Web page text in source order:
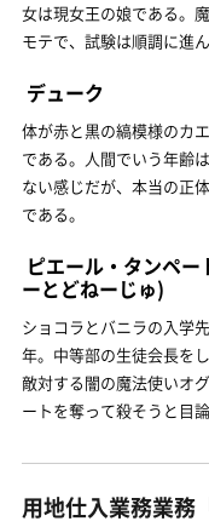
女は現女王の娘である。
モテで、試験は順調に進
デューク
体が赤と黒の縞模様のカ
である。人間でいう年齢
ない感じだが、本当の正
である。
ピエール・タンペー
ーとどねーじゅ)
ショコラとバニラの入学
年。中等部の生徒会長を
敵対する闇の魔法使いオ
ートを奪って殺そうと目
用地仕入業務業務